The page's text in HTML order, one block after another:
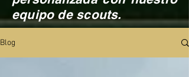
equipo de scouts.
Blog